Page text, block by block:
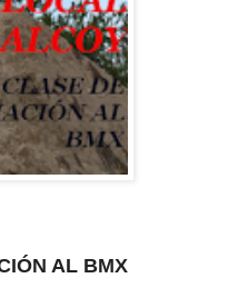
AL BMX